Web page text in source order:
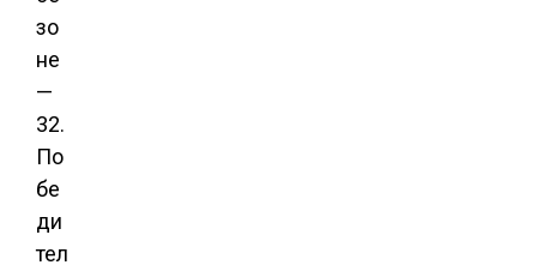
зо
не
—
32.
По
бе
ди
тел